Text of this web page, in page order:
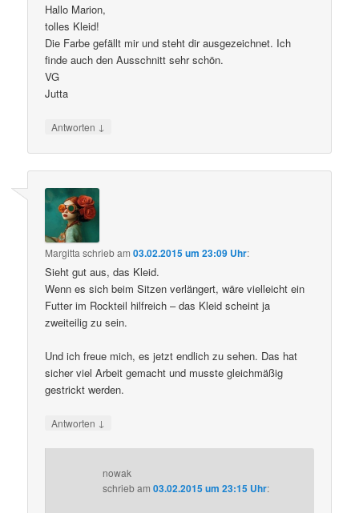
Hallo Marion,
tolles Kleid!
Die Farbe gefällt mir und steht dir ausgezeichnet. Ich
finde auch den Ausschnitt sehr schön.
VG
Jutta
Antworten ↓
Margitta schriebam03.02.2015 um 23:09 Uhr:
Sieht gut aus, das Kleid.
Wenn es sich beim Sitzen verlängert, wäre vielleicht ein
Futter im Rockteil hilfreich – das Kleid scheint ja
zweiteilig zu sein.
Und ich freue mich, es jetzt endlich zu sehen. Das hat
sicher viel Arbeit gemacht und musste gleichmäßig
gestrickt werden.
Antworten ↓
nowak
schriebam03.02.2015 um 23:15 Uhr: